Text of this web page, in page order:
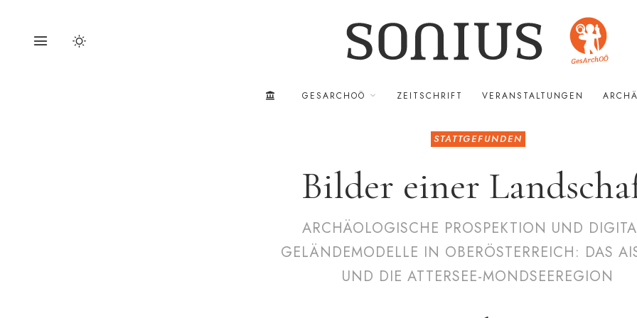
GESARCHOÖ ZEITSCHRIFT VERANSTALTUNGEN
STATTGEFUNDEN
Bilder einer
ARCHÄOLOGISCHE PROSPEKTION UND
GELÄNDEMODELLE IN OBERÖSTERREICH: DAS
UND DIE ATTERSEE-MONDSEEREGION